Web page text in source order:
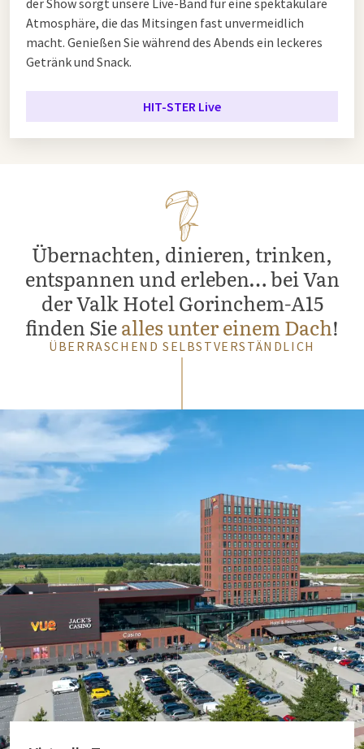
Atmosphäre, die das Mitsingen fast unvermeidlich
macht. Genießen Sie während des Abends ein leckeres
Getränk und Snack.
HIT-STER Live
Übernachten, dinieren, trinken,
entspannen und erleben… bei Van
der Valk Hotel Gorinchem-A15
finden Siealles unter einem Dach!
ÜBERRASCHEND SELBSTVERSTÄNDLICH